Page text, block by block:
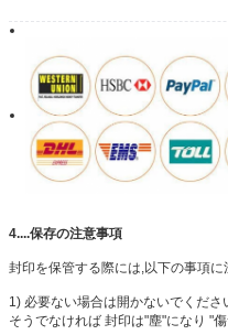
4....保存の注意事項
封印を保管する際には,以下の事項
1) 必要ない場合は開かないでくださ
そうでなければ 封印は"塵"になり "